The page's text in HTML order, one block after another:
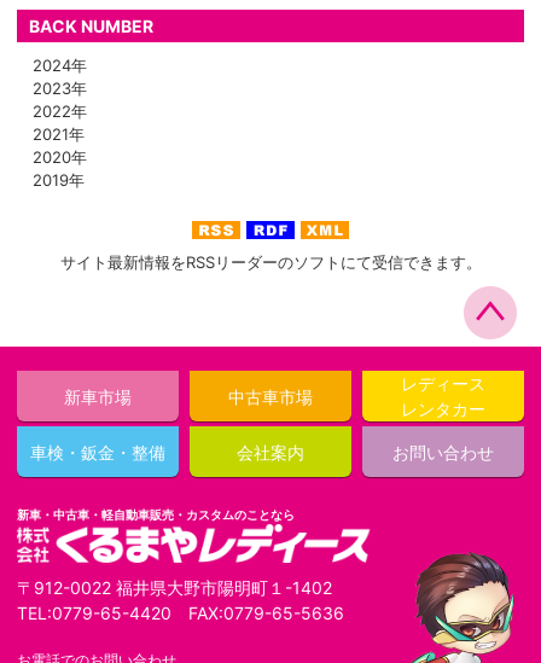
BACK NUMBER
2024年
2023年
2022年
2021年
2020年
2019年
サイト最新情報をRSSリーダーのソフトにて受信できます。
新車市場 中古車市場
レディース
レンタカー
車検・鈑金・整備 会社案内 お問い合わせ
新車・中古車・軽自動車販売・カスタムのことなら
〒912-0022 福井県大野市陽明町１-1402
TEL:0779-65-4420 FAX:0779-65-5636
お電話でのお問い合わせ